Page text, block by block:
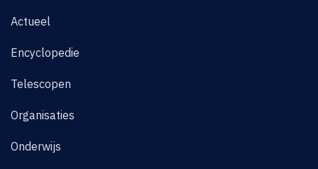
Actueel
Encyclopedie
Telescopen
Organisaties
Onderwijs